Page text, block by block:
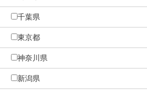
千葉県
東京都
神奈川県
新潟県